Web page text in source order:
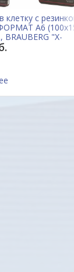
клетку с
А6
"X-
111052